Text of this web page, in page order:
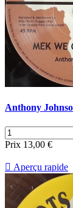
Anthony
Prix 13,00 €
 Aperçu rapide